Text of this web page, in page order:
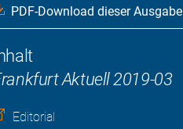
PDF-Download dieser Ausgabe
Aktuell 2019-03
Editorial